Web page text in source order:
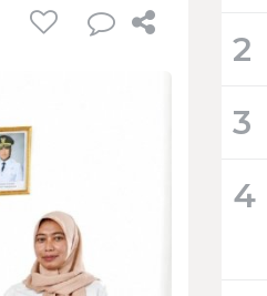
2
3
4